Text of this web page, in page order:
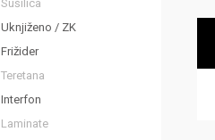
Sušilica
Uknjiženo / ZK
Frižider
Teretana
Interfon
Laminate